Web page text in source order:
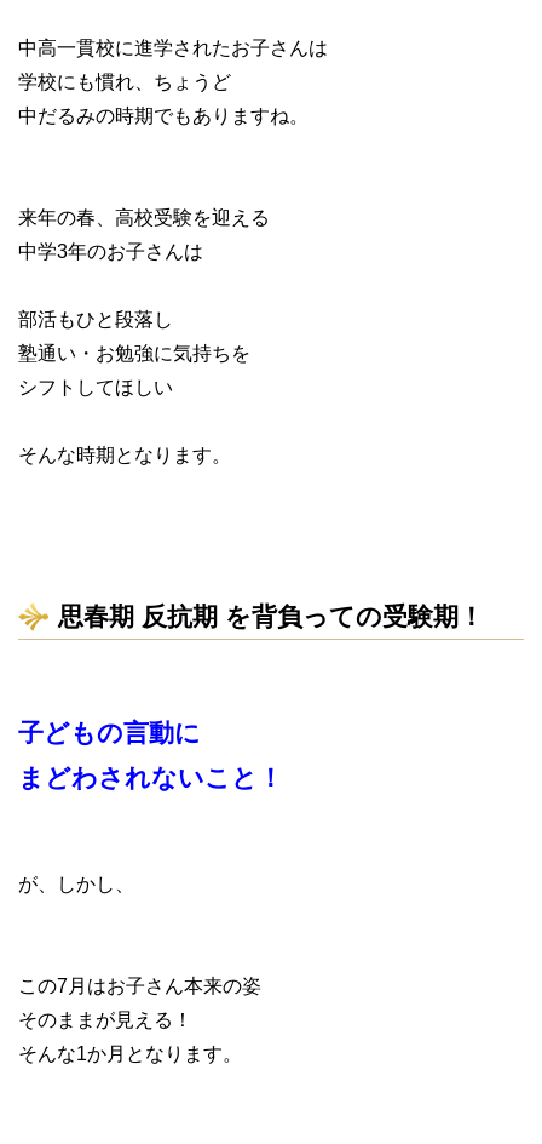
中高一貫校に進学されたお子さんは
学校にも慣れ、ちょうど
中だるみの時期でもありますね。
来年の春、高校受験を迎える
中学3年のお子さんは
部活もひと段落し
塾通い・お勉強に気持ちを
シフトしてほしい
そんな時期となります。
思春期 反抗期 を背負っての受験期！
子どもの言動に
まどわされないこと！
が、しかし、
この7月はお子さん本来の姿
そのままが見える！
そんな1か月となります。